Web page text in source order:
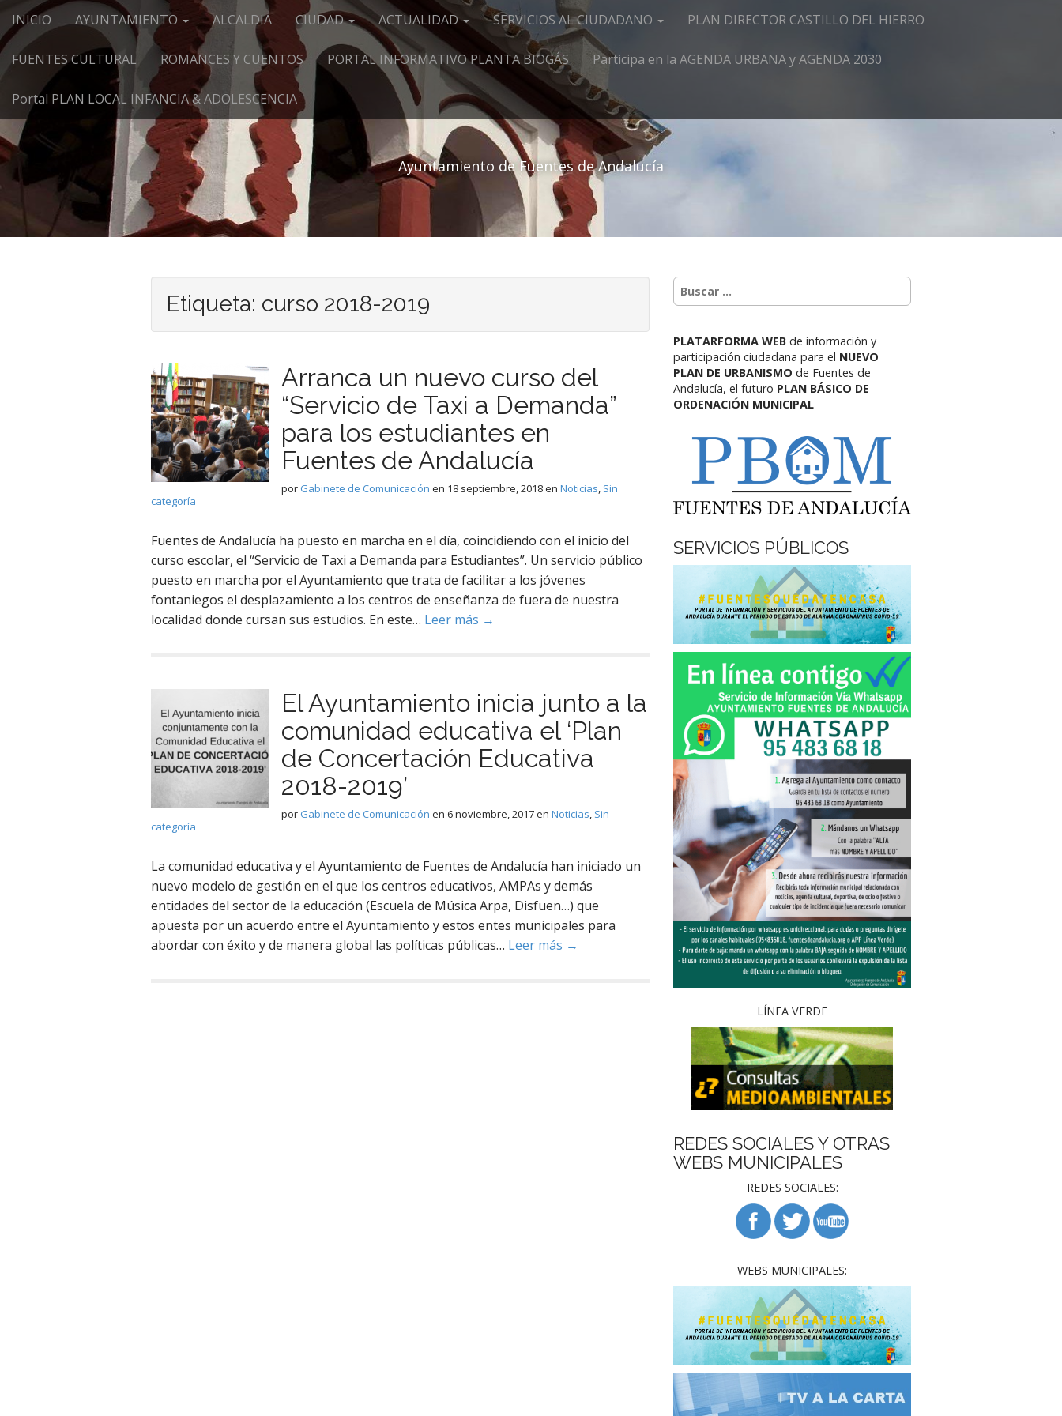
Menú principal
Saltar al contenido
INICIO AYUNTAMIENTO ALCALDIA CIUDAD ACTUALIDAD SERVICIOS AL CIUDADANO PLAN DIRECTOR CASTILLO DEL HIERRO
FUENTES CULTURAL ROMANCES Y CUENTOS PORTAL INFORMATIVO PLANTA BIOGÁS Participa en la AGENDA URBANA y AGENDA 2030
Portal PLAN LOCAL INFANCIA & ADOLESCENCIA
Ayuntamiento de Fuentes de Andalucía
Etiqueta: curso 2018-2019
Arranca un nuevo curso del
“Servicio de Taxi a Demanda”
para los estudiantes en
Fuentes de Andalucía
por Gabinete de Comunicación en 18 septiembre, 2018en Noticias, Sin
categoría
Fuentes de Andalucía ha puesto en marcha en el día, coincidiendo con el inicio del
curso escolar, el “Servicio de Taxi a Demanda para Estudiantes”. Un servicio público
puesto en marcha por el Ayuntamiento que trata de facilitar a los jóvenes
fontaniegos el desplazamiento a los centros de enseñanza de fuera de nuestra
localidad donde cursan sus estudios. En este… Leer más →
El Ayuntamiento inicia junto a la
comunidad educativa el ‘Plan
de Concertación Educativa
2018-2019’
por Gabinete de Comunicación en 6 noviembre, 2017en Noticias, Sin
categoría
La comunidad educativa y el Ayuntamiento de Fuentes de Andalucía han iniciado un
nuevo modelo de gestión en el que los centros educativos, AMPAs y demás
entidades del sector de la educación (Escuela de Música Arpa, Disfuen…) que
apuesta por un acuerdo entre el Ayuntamiento y estos entes municipales para
abordar con éxito y de manera global las políticas públicas… Leer más →
PLATARFORMA WEBde información y
participación ciudadana para el NUEVO
PLAN DE URBANISMOde Fuentes de
Andalucía, el futuro PLAN BÁSICO DE
ORDENACIÓN MUNICIPAL
SERVICIOS PÚBLICOS
LÍNEA VERDE
REDES SOCIALES Y OTRAS
WEBS MUNICIPALES
REDES SOCIALES:
WEBS MUNICIPALES: